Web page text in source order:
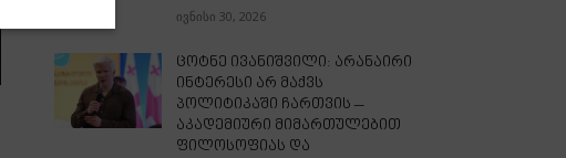
ივნისი 30, 2026
ცოტნე ივანიშვილი: არანაირი
ინტერესი არ მაქვს
პოლიტიკაში ჩართვის –
აკადემიური მიმართულებით
ფილოსოფიას და